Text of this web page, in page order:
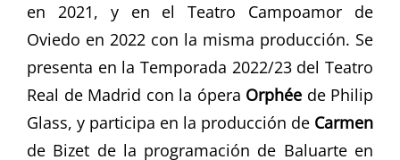
en 2021, y en el Teatro Campoamor de
Oviedo en 2022 con la misma producción. Se
presenta en la Temporada 2022/23 del Teatro
Real de Madrid con la ópera Orphée de Philip
Glass, y participa en la producción de Carmen
de Bizet de la programación de Baluarte en